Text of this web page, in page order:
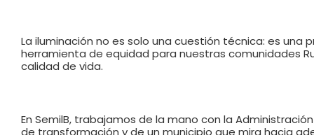
La iluminación no es solo una cuestión técnica: es
herramienta de equidad para nuestras comunidades
calidad de vida.
En SemilB, trabajamos de la mano con la